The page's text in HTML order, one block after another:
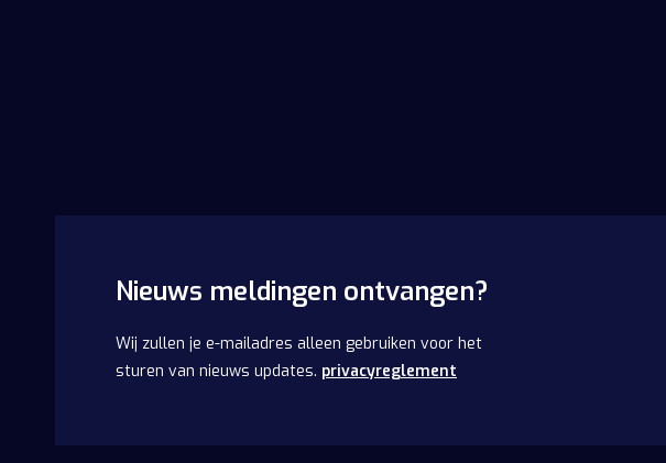
Nieuws meldingen ontvangen?
Wij zullen je e-mailadres alleen gebruiken voor het
sturen van nieuws updates. privacyreglement